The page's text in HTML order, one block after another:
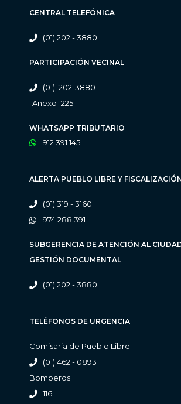
CENTRAL TELEFÓNICA
(01) 202 - 3880
PARTICIPACIÓN VECINAL
(01) 202-3880
Anexo 1225
WHATSAPP TRIBUTARIO
912 391 145
ALERTA PUEBLO LIBRE Y
(01) 319 - 3160
974 288 391
SUBGERENCIA DE ATENCIÓN AL
GESTIÓN DOCUMENTAL
(01) 202 - 3880
TELÉFONOS DE URGENCIA
Comisaria de Pueblo Libre
(01) 462 - 0893
Bomberos
116